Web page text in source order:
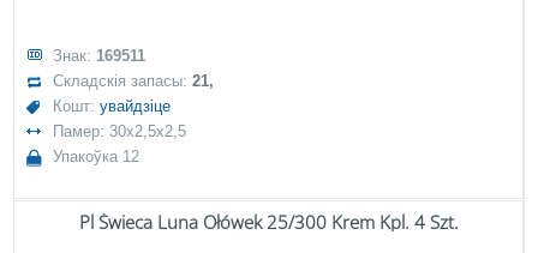
Знак: 169511
Складскія запасы:21,
Кошт:увайдзіце
Памер: 30x2,5x2,5
Упакоўка 12
Pl Świeca Luna Ołówek 25/300 Krem Kpl. 4 Szt.